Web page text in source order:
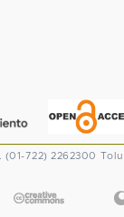
722) 2262300